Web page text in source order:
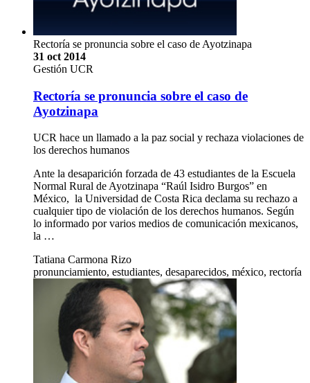
Rectoría se pronuncia sobre el caso de Ayotzinapa
31 oct 2014
Gestión UCR
Rectoría se pronuncia sobre el caso de
Ayotzinapa
UCR hace un llamado a la paz social y rechaza violaciones de
los derechos humanos
Ante la desaparición forzada de 43 estudiantes de la Escuela
Normal Rural de Ayotzinapa “Raúl Isidro Burgos” en
México, la Universidad de Costa Rica declama su rechazo a
cualquier tipo de violación de los derechos humanos. Según
lo informado por varios medios de comunicación mexicanos,
la …
Tatiana Carmona Rizo
pronunciamiento, estudiantes, desaparecidos, méxico, rectoría